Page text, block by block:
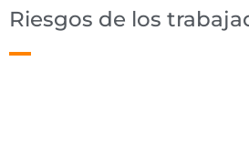
Riesgos de los